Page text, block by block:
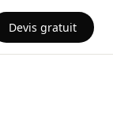
Devis gratuit